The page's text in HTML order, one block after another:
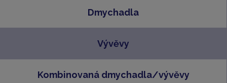
Dmychadla
Vývěvy
Kombinovaná dmychadla/vývěvy